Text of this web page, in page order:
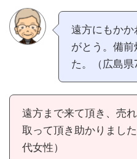
遠方にもかか
がとう。備
た。（広島県
遠方まで来て頂き、売
取って頂き助かりまし
代女性）